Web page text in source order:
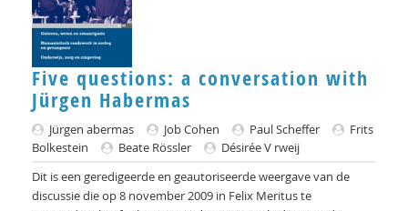
Carmen Schuhmann
Adri Smaling
Gerrit Steunebrink
Fernando Suárez Müller
Laurens ten Kate
Five questions: a conversation with
Jürgen Habermas
Jürgen abermas Job Cohen Paul Scheffer
Frits
Bolkestein
Beate Rössler
Désirée V rweij
Dit is een geredigeerde en geautoriseerde weergave van de
discussie die op 8 november 2009 in Felix Meritus te